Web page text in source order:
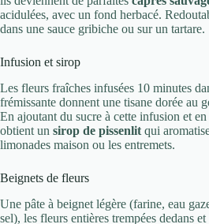
acidulées, avec un fond herbacé.
dans une sauce gribiche ou sur un tartare.
Infusion et sirop
Les fleurs fraîches infusées 10 minutes
frémissante donnent une tisane dorée au
En ajoutant du sucre à cette infusion et
obtient un sirop de pissenlit qui
limonades maison ou les entremets.
Beignets de fleurs
Une pâte à beignet légère (farine, eau
sel), les fleurs entières trempées dedans